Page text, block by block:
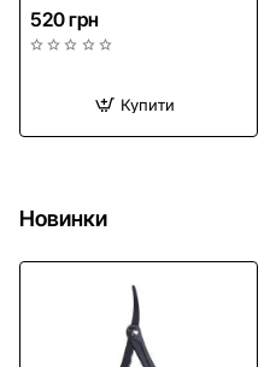
520 грн
Купити
Новинки